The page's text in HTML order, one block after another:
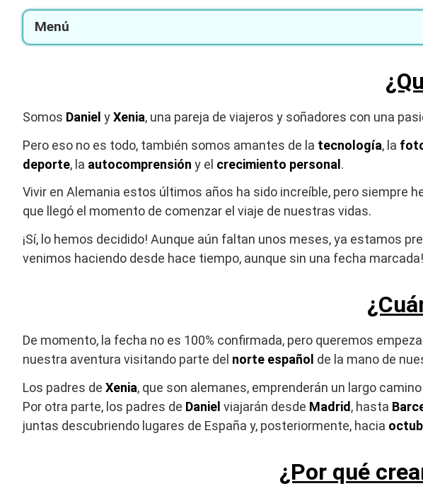
Menú
Somos Daniel yXenia, una pareja de viajeros y soñadores con una
Pero eso no es todo, también somos amantes de la tecnología, la
deporte, la autocomprensión y el crecimiento personal.
Vivir en Alemania estos últimos años ha sido increíble, pero siempre
que llegó el momento de comenzar el viaje de nuestras vidas.
¡Sí, lo hemos decidido! Aunque aún faltan unos meses, ya estamos
venimos haciendo desde hace tiempo, aunque sin una fecha
De momento, la fecha no es 100% confirmada, pero queremos
nuestra aventura visitando parte del norte español de la mano de
Los padres de Xenia, que son alemanes, emprenderán un largo camino
Por otra parte, los padres de Daniel viajarán desde Madrid , hasta
juntas descubriendo lugares de España y, posteriormente, hacia
¿Por qué